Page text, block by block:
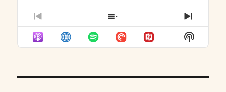
PREVIOUS
EPISODE
SHOW
EPISODES
LIST
NEXT
Show
Podcast